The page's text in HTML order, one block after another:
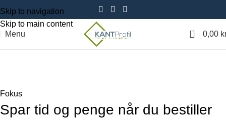
Skip to navigation
Skip to main content
Menu
0 0,00
Fokus
Spar tid og penge når du bestiller